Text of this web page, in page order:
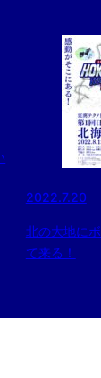
2022.7.20
北の大地に
て来る！